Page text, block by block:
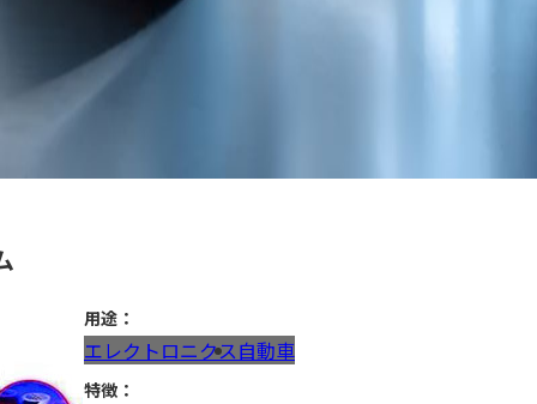
用途：
エレクトロニクス自動車
特徴：